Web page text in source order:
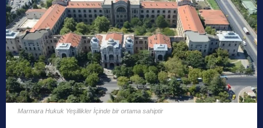
Marmara Hukuk Yeşillikler İçinde bir ortama sahiptir